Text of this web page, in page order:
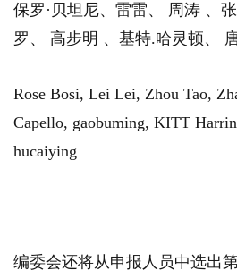
保罗·贝坦尼、雷雷、 周涛 、
罗、 高步明 、基特.哈灵顿、
Rose Bosi, Lei Lei, Zhou Tao,
Capello, gaobuming, KITT
hucaiying
编委会还将从申报人员中选出